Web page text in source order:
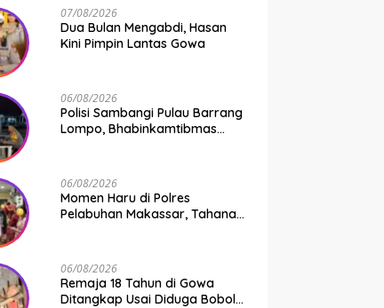
07/08/2026
Dua Bulan Mengabdi, Hasan
Kini Pimpin Lantas Gowa
06/08/2026
Polisi Sambangi Pulau Barrang
Lompo, Bhabinkamtibmas
06/08/2026
Momen Haru di Polres
Pelabuhan Makassar, Tahanan
Pernikahan
06/08/2026
Remaja 18 Tahun di Gowa
Ditangkap Usai Diduga Bobol